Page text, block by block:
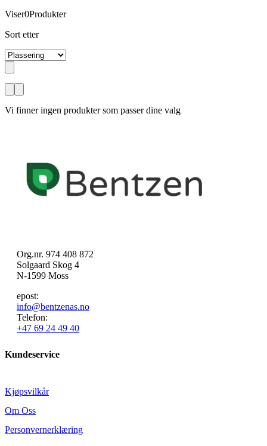
Viser0Produkter
Sort etter
Vi finner ingen produkter som passer dine valg
Org.nr. 974 408 872
Solgaard Skog 4
N-1599 Moss
epost:
info@bentzenas.no
Telefon:
+47 69 24 49 40
Kundeservice
Kjøpsvilkår
Om Oss
Personvernerklæring